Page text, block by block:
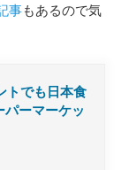
事もあるので気
トでも日本食
パーマーケッ